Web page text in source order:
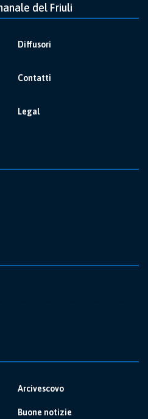
del Friuli
Diffusori
Contatti
Legal
Arcivescovo
Buone notizie